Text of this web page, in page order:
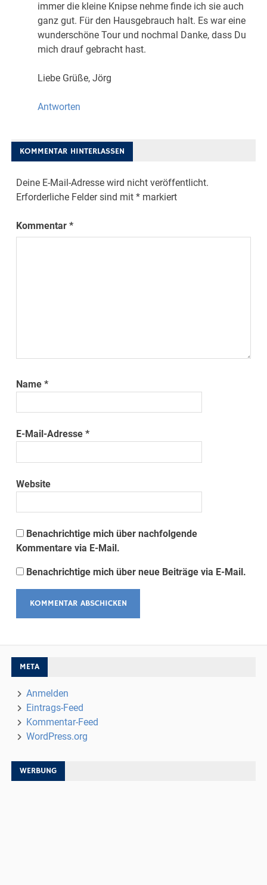
immer die kleine Knipse nehme finde ich sie auch
ganz gut. Für den Hausgebrauch halt. Es war eine
wunderschöne Tour und nochmal Danke, dass Du
mich drauf gebracht hast.
Liebe Grüße, Jörg
Antworten
KOMMENTAR HINTERLASSEN
Deine E-Mail-Adresse wird nicht veröffentlicht.
Erforderliche Felder sind mit* markiert
Kommentar*
Name*
E-Mail-Adresse*
Website
Benachrichtige mich über nachfolgende
Kommentare via E-Mail.
Benachrichtige mich über neue Beiträge via E-Mail.
META
Anmelden
Eintrags-Feed
Kommentar-Feed
WordPress.org
WERBUNG